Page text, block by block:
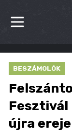
HÍREK
KRITIKÁK
BESZÁMOLÓK
INTERJÚK
BESZÁMOLÓK
Fesztivál
újra